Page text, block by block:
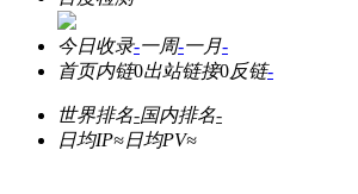
今日收录-一周-一月-
首页内链0出站链接0反链-
世界排名-国内排名-
日均IP≈日均PV≈